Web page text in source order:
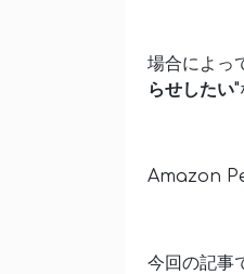
場合によっ
らせしたい"
Amazon
今回の記事